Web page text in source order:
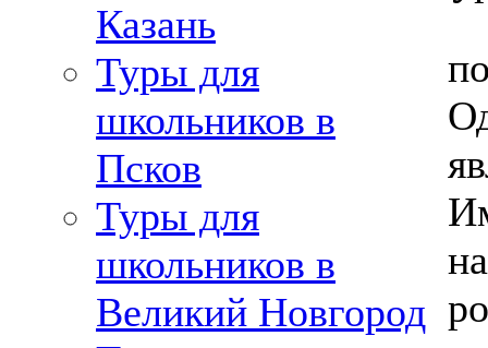
Казань
Туры для
школьников в
Псков
Туры для
школьников в
Великий Новгород